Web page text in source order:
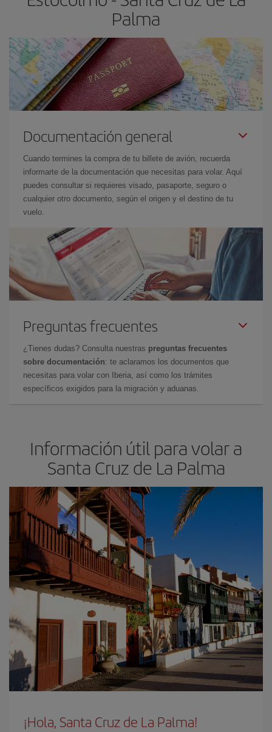
Palma
Documentación general
Cuando termines la compra de tu billete de avión, recuerda
informarte de la documentación que necesitas para volar. Aquí
puedes consultar si requieres visado, pasaporte, seguro o
cualquier otro documento, según el origen y el destino de tu
vuelo.
Preguntas frecuentes
¿Tienes dudas? Consulta nuestras preguntas frecuentes
sobre documentación: te aclaramos los documentos que
necesitas para volar con Iberia, así como los trámites
específicos exigidos para la migración y aduanas.
Información útil para volar a
Santa Cruz de La Palma
¡Hola, Santa Cruz de La Palma!